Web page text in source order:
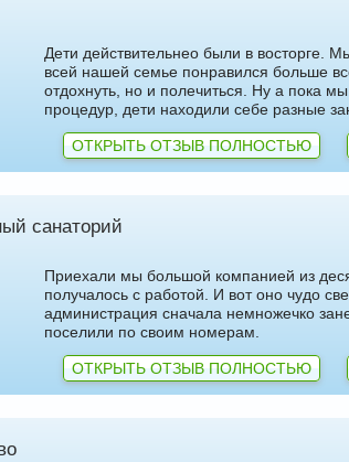
Дети действительнео были в восторге.
всей нашей семье понравился больше
отдохнуть, но и полечиться. Ну а пока
процедур, дети находили себе разные
ОТКРЫТЬ ОТЗЫВ ПОЛНОСТЬЮ
санаторий
Приехали мы большой компанией из
получалось с работой. И вот оно чудо
администрация сначала немножечко
поселили по своим номерам.
ОТКРЫТЬ ОТЗЫВ ПОЛНОСТЬЮ